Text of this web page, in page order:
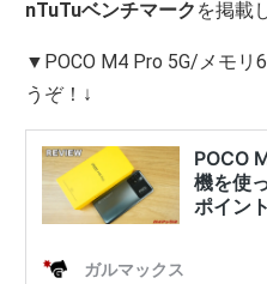
nTuTuベンチマーク を掲載
▼POCO M4 Pro 5G/メモリ
うぞ！↓